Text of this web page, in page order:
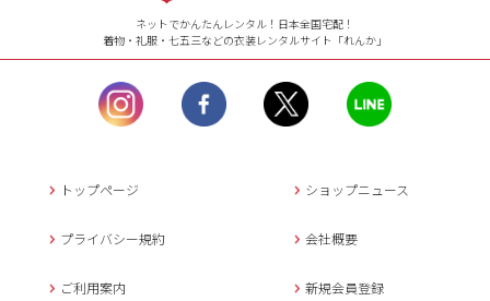
【お問い合わせ窓口（メー
ル）】10:00~17:00
土曜日、日曜日、臨
時休業日を除く。
営業時間外にいただ
返信させていただきま
年末年始、大型連休
ネットでかんたんレンタル！日本全国宅配！
着物・礼服・七五三などの衣装レンタルサイト「れんか」
トップページ ショップニュース
プライバシー規約 会社概要
ご利用案内 新規会員登録